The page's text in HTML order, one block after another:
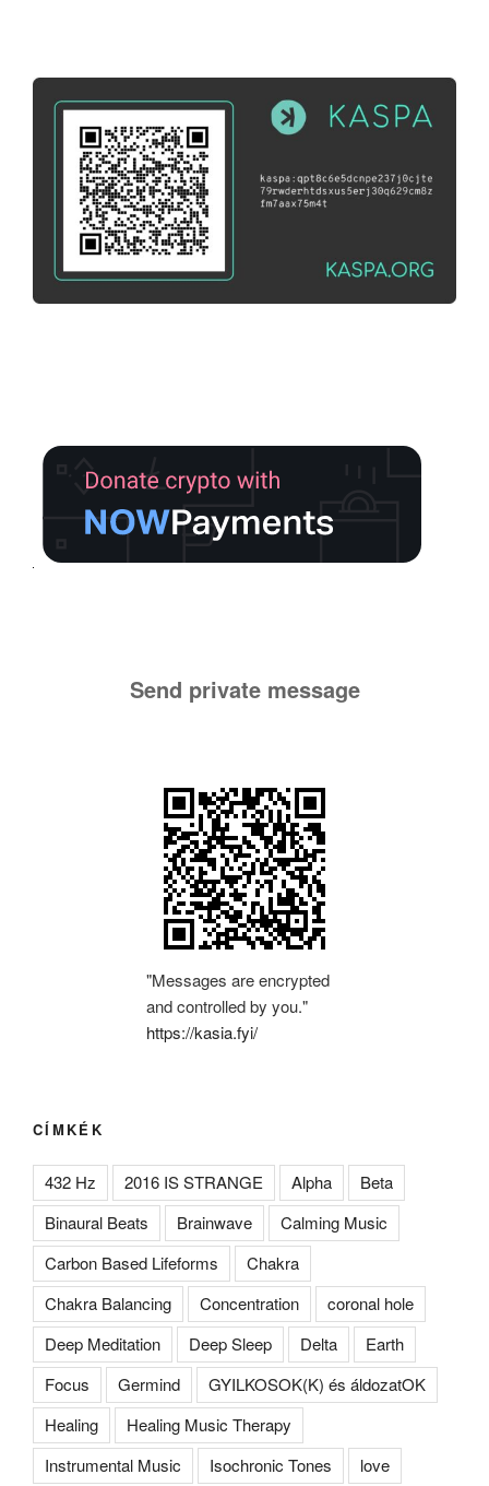
Send private message
"Messages are encrypted
and controlled by you."
https://kasia.fyi/
CÍMKÉK
432 Hz 2016 IS STRANGE Alpha
Beta
Binaural Beats
Brainwave
Calming Music
Carbon Based Lifeforms
Chakra
Chakra Balancing
Concentration
coronal hole
Deep Meditation
Deep Sleep Delta
Earth
Focus
Germind
GYILKOSOK(K) és áldozatOK
Healing
Healing Music Therapy
Instrumental Music
Isochronic Tones love